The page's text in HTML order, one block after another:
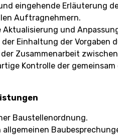
eingehende Erläuterung
Auftragnehmern.
und
Einhaltung der Vorgaben
Zusammenarbeit
Kontrolle der
Baustellenordnung.
allgemeinen